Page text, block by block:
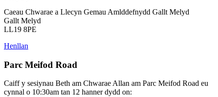
Caeau Chwarae a Llecyn Gemau Amlddefnydd Gallt Melyd
Gallt Melyd
LL19 8PE
Henllan
Parc Meifod Road
Caiff y sesiynau Beth am Chwarae Allan am Parc Meifod Road eu
cynnal o 10:30am tan 12 hanner dydd on: